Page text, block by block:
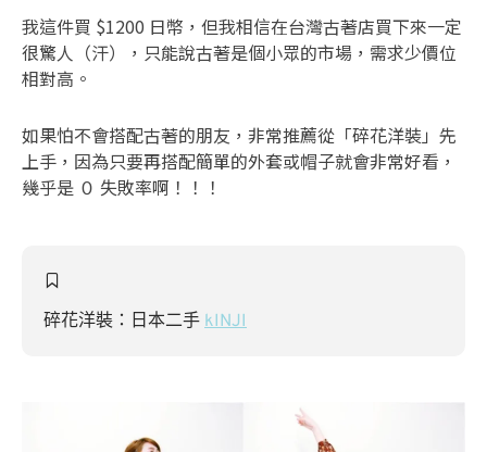
我這件買 $1200 日幣，但我相信在台灣古著店買下來一定
很驚人（汗），只能說古著是個小眾的市場，需求少價位
相對高。
如果怕不會搭配古著的朋友，非常推薦從「碎花洋裝」先
上手，因為只要再搭配簡單的外套或帽子就會非常好看，
幾乎是 ０ 失敗率啊！！！
碎花洋裝：日本二手 kINJI